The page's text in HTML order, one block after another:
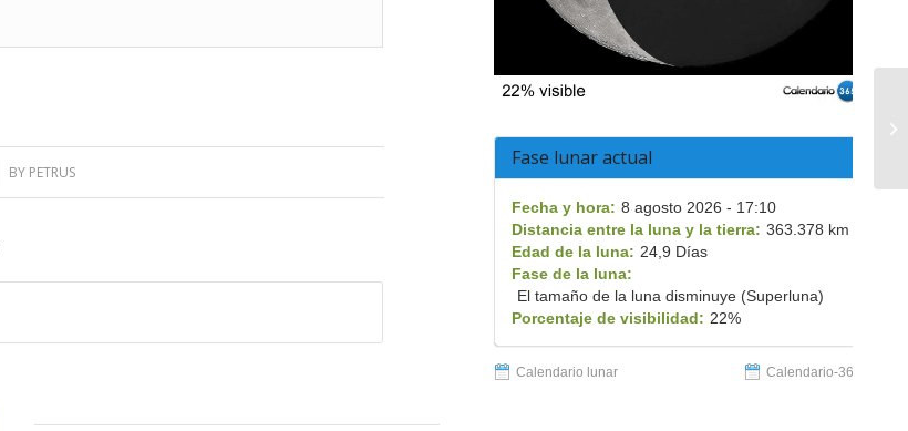
BY PETRUS
Fase lunar actual
Fecha y hora: 8 agosto 2026 - 17:10
Distancia entre la luna y la tierra: 363.378 km
Edad de la luna: 24,9 Días
Fase de la luna:
El tamaño de la luna disminuye (Superluna)
Porcentaje de visibilidad: 22%
Calendario lunar Calendario-365.es